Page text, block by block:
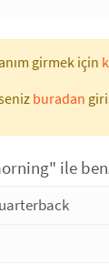
girmek için
buradan
ile